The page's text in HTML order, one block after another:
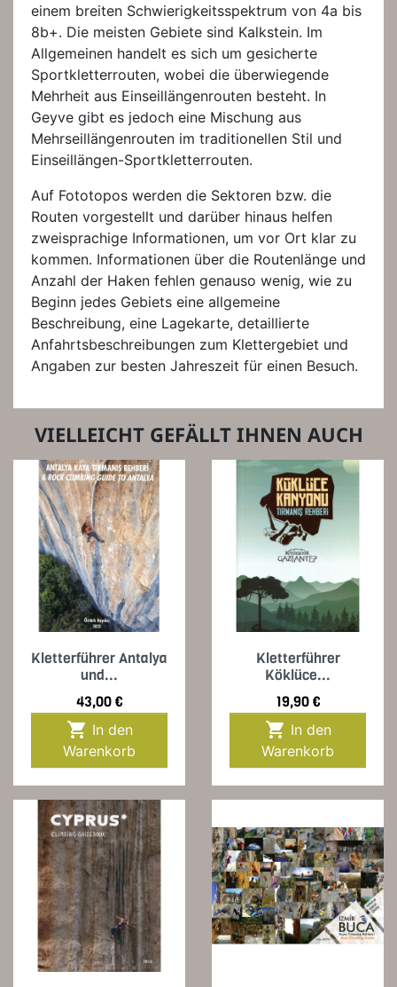
einem breiten Schwierigkeitsspektrum von 4a bis
8b+. Die meisten Gebiete sind Kalkstein. Im
Allgemeinen handelt es sich um gesicherte
Sportkletterrouten, wobei die überwiegende
Mehrheit aus Einseillängenrouten besteht. In
Geyve gibt es jedoch eine Mischung aus
Mehrseillängenrouten im traditionellen Stil und
Einseillängen-Sportkletterrouten.
Auf Fototopos werden die Sektoren bzw. die
Routen vorgestellt und darüber hinaus helfen
zweisprachige Informationen, um vor Ort klar zu
kommen. Informationen über die Routenlänge und
Anzahl der Haken fehlen genauso wenig, wie zu
Beginn jedes Gebiets eine allgemeine
Beschreibung, eine Lagekarte, detaillierte
Anfahrtsbeschreibungen zum Klettergebiet und
Angaben zur besten Jahreszeit für einen Besuch.
VIELLEICHT GEFÄLLT IHNEN AUCH
Kletterführer Antalya
und...
Preis
43,00 €

Warenkorb
Kletterführer
Köklüce...
Preis
19,90 €

Warenkorb